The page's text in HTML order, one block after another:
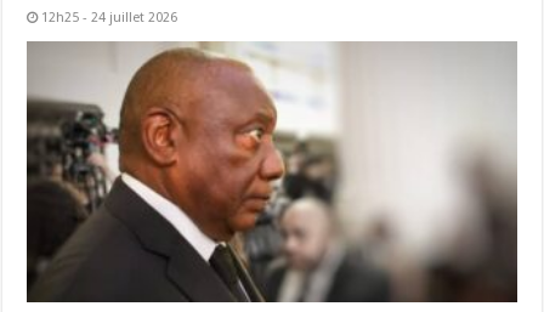
12h25 - 24 juillet 2026